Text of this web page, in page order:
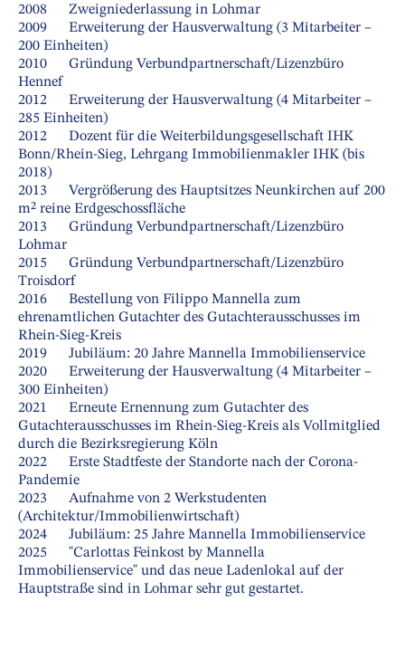
2008 Zweigniederlassung in Lohmar
2009 Erweiterung der Hausverwaltung (3 Mitarbeiter –
200 Einheiten)
2010 Gründung Verbundpartnerschaft/Lizenzbüro
Hennef
2012 Erweiterung der Hausverwaltung (4 Mitarbeiter –
285 Einheiten)
2012 Dozent für die Weiterbildungsgesellschaft IHK
Bonn/Rhein-Sieg, Lehrgang Immobilienmakler IHK (bis
2018)
2013 Vergrößerung des Hauptsitzes Neunkirchen auf 200
m² reine Erdgeschossfläche
2013 Gründung Verbundpartnerschaft/Lizenzbüro
Lohmar
2015 Gründung Verbundpartnerschaft/Lizenzbüro
Troisdorf
2016 Bestellung von Filippo Mannella zum
ehrenamtlichen Gutachter des Gutachterausschusses im
Rhein-Sieg-Kreis
2019 Jubiläum: 20 Jahre Mannella Immobilienservice
2020 Erweiterung der Hausverwaltung (4 Mitarbeiter –
300 Einheiten)
2021 Erneute Ernennung zum Gutachter des
Gutachterausschusses im Rhein-Sieg-Kreis als Vollmitglied
durch die Bezirksregierung Köln
2022 Erste Stadtfeste der Standorte nach der Corona-
Pandemie
2023 Aufnahme von 2 Werkstudenten
(Architektur/Immobilienwirtschaft)
2024 Jubiläum: 25 Jahre Mannella Immobilienservice
2025 "Carlottas Feinkost by Mannella
Immobilienservice" und das neue Ladenlokal auf der
Hauptstraße sind in Lohmar sehr gut gestartet.